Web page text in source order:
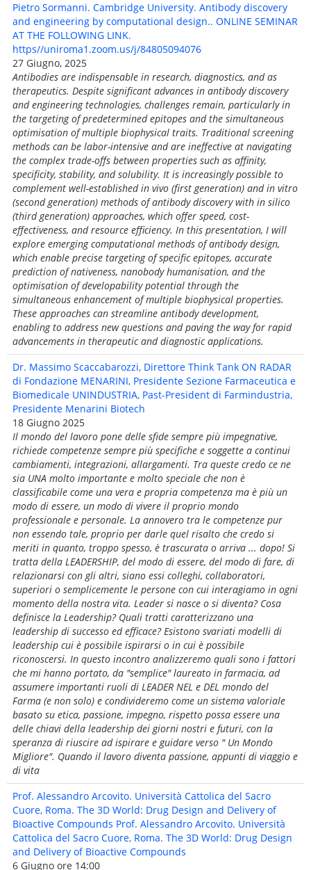
Pietro Sormanni. Cambridge University. Antibody discovery
and engineering by computational design.. ONLINE SEMINAR
AT THE FOLLOWING LINK.
https//uniroma1.zoom.us/j/84805094076
27 Giugno, 2025
Antibodies are indispensable in research, diagnostics, and as
therapeutics. Despite significant advances in antibody discovery
and engineering technologies, challenges remain, particularly in
the targeting of predetermined epitopes and the simultaneous
optimisation of multiple biophysical traits. Traditional screening
methods can be labor-intensive and are ineffective at navigating
the complex trade-offs between properties such as affinity,
specificity, stability, and solubility. It is increasingly possible to
complement well-established in vivo (first generation) and in vitro
(second generation) methods of antibody discovery with in silico
(third generation) approaches, which offer speed, cost-
effectiveness, and resource efficiency. In this presentation, I will
explore emerging computational methods of antibody design,
which enable precise targeting of specific epitopes, accurate
prediction of nativeness, nanobody humanisation, and the
optimisation of developability potential through the
simultaneous enhancement of multiple biophysical properties.
These approaches can streamline antibody development,
enabling to address new questions and paving the way for rapid
advancements in therapeutic and diagnostic applications.
Dr. Massimo Scaccabarozzi, Direttore Think Tank ON RADAR
di Fondazione MENARINI, Presidente Sezione Farmaceutica e
Biomedicale UNINDUSTRIA, Past-President di Farmindustria,
Presidente Menarini Biotech
18 Giugno 2025
Il mondo del lavoro pone delle sfide sempre più impegnative,
richiede competenze sempre più specifiche e soggette a continui
cambiamenti, integrazioni, allargamenti. Tra queste credo ce ne
sia UNA molto importante e molto speciale che non è
classificabile come una vera e propria competenza ma è più un
modo di essere, un modo di vivere il proprio mondo
professionale e personale. La annovero tra le competenze pur
non essendo tale, proprio per darle quel risalto che credo si
meriti in quanto, troppo spesso, è trascurata o arriva ... dopo! Si
tratta della LEADERSHIP, del modo di essere, del modo di fare, di
relazionarsi con gli altri, siano essi colleghi, collaboratori,
superiori o semplicemente le persone con cui interagiamo in ogni
momento della nostra vita. Leader si nasce o si diventa? Cosa
definisce la Leadership? Quali tratti caratterizzano una
leadership di successo ed efficace? Esistono svariati modelli di
leadership cui è possibile ispirarsi o in cui è possibile
riconoscersi. In questo incontro analizzeremo quali sono i fattori
che mi hanno portato, da "semplice" laureato in farmacia, ad
assumere importanti ruoli di LEADER NEL e DEL mondo del
Farma (e non solo) e condivideremo come un sistema valoriale
basato su etica, passione, impegno, rispetto possa essere una
delle chiavi della leadership dei giorni nostri e futuri, con la
speranza di riuscire ad ispirare e guidare verso " Un Mondo
Migliore". Quando il lavoro diventa passione, appunti di viaggio e
di vita
Prof. Alessandro Arcovito. Università Cattolica del Sacro
Cuore, Roma. The 3D World: Drug Design and Delivery of
Bioactive Compounds Prof. Alessandro Arcovito. Università
Cattolica del Sacro Cuore, Roma. The 3D World: Drug Design
and Delivery of Bioactive Compounds
6 Giugno ore 14:00